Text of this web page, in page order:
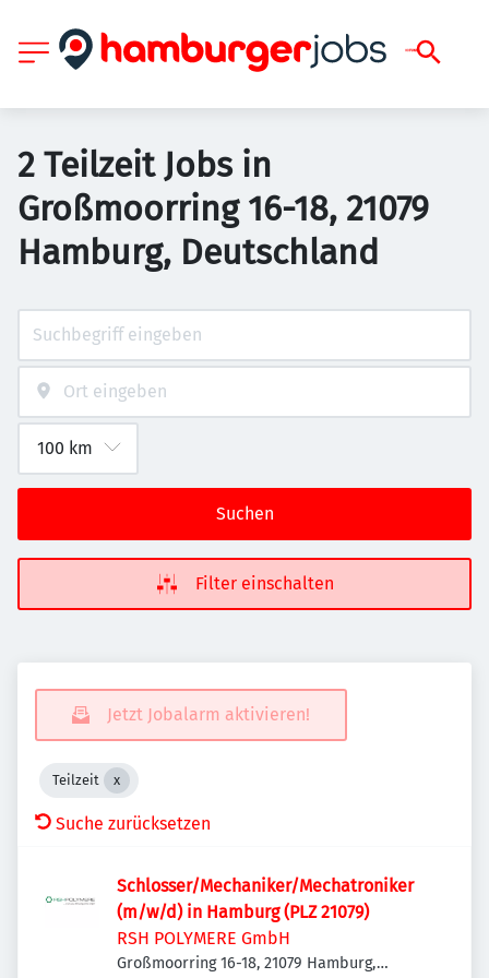
2 Teilzeit Jobs in
Großmoorring 16-18, 21079
Hamburg, Deutschland
Suchen
Filter einschalten
Jetzt Jobalarm aktivieren!
Teilzeit
Suche zurücksetzen
Schlosser/Mechaniker/Mechatroniker
(m/w/d) in Hamburg (PLZ 21079)
RSH POLYMERE GmbH
Großmoorring 16-18, 21079 Hamburg,